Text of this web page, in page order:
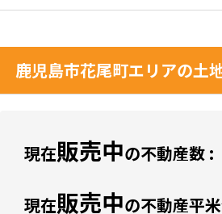
鹿児島市花尾町エリアの土
現在販売中の不動産数 :
現在販売中の不動産平